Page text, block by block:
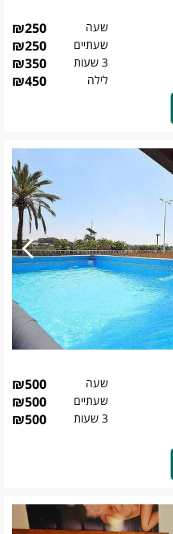
שעה ₪250
שעתיים ₪250
3 שעות ₪350
לילה ₪450
שעה ₪500
שעתיים ₪500
3 שעות ₪500